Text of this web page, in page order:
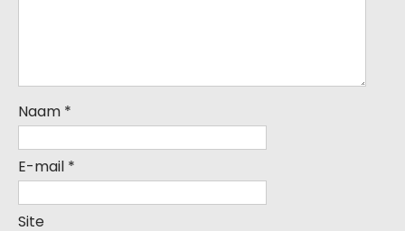
Naam *
E-mail *
Site